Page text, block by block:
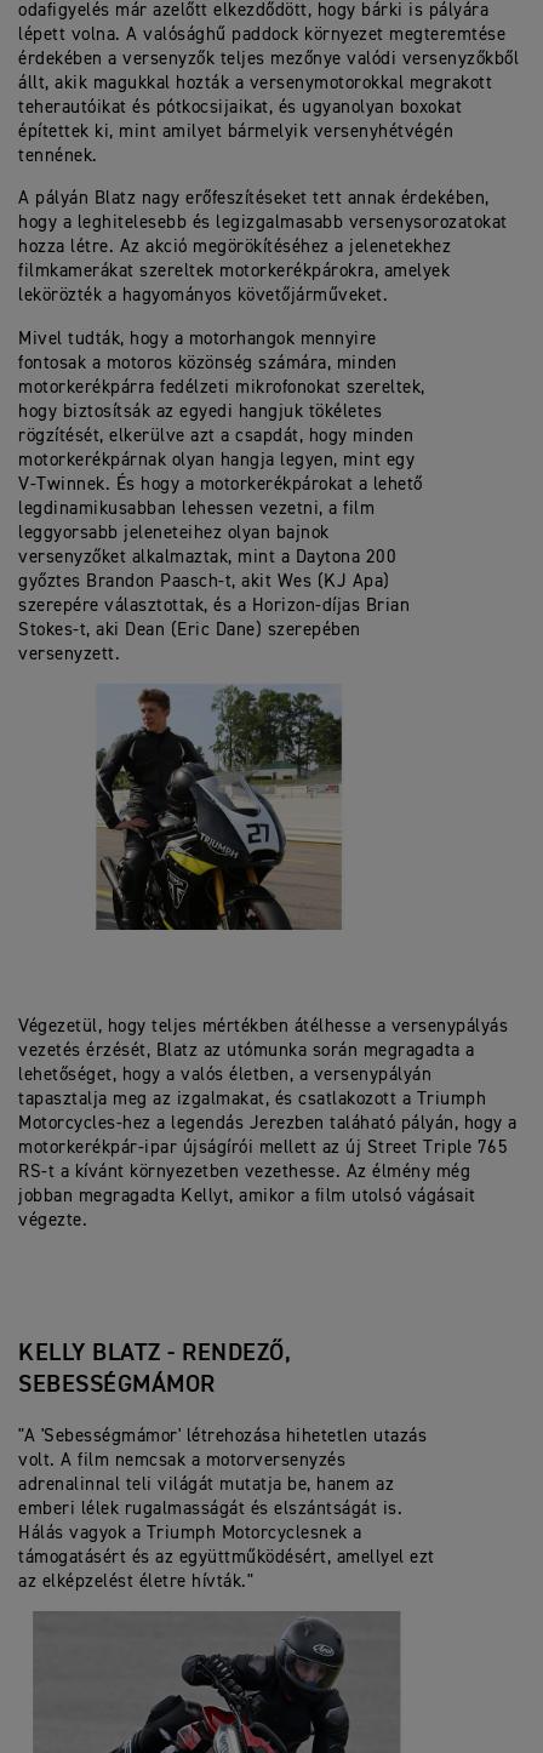
odafigyelés már azelőtt elkezdődött, hogy bárki is pályára
lépett volna. A valósághű paddock környezet megteremtése
érdekében a versenyzők teljes mezőnye valódi versenyzőkből
állt, akik magukkal hozták a versenymotorokkal megrakott
teherautóikat és pótkocsijaikat, és ugyanolyan boxokat
építettek ki, mint amilyet bármelyik versenyhétvégén
tennének.
A pályán Blatz nagy erőfeszítéseket tett annak érdekében,
hogy a leghitelesebb és legizgalmasabb versenysorozatokat
hozza létre. Az akció megörökítéséhez a jelenetekhez
filmkamerákat szereltek motorkerékpárokra, amelyek
lekörözték a hagyományos követőjárműveket.
Mivel tudták, hogy a motorhangok mennyire
fontosak a motoros közönség számára, minden
motorkerékpárra fedélzeti mikrofonokat szereltek,
hogy biztosítsák az egyedi hangjuk tökéletes
rögzítését, elkerülve azt a csapdát, hogy minden
motorkerékpárnak olyan hangja legyen, mint egy
V-Twinnek. És hogy a motorkerékpárokat a lehető
legdinamikusabban lehessen vezetni, a film
leggyorsabb jeleneteihez olyan bajnok
versenyzőket alkalmaztak, mint a Daytona 200
győztes Brandon Paasch-t, akit Wes (KJ Apa)
szerepére választottak, és a Horizon-díjas Brian
Stokes-t, aki Dean (Eric Dane) szerepében
versenyzett.
Végezetül, hogy teljes mértékben átélhesse a versenypályás
vezetés érzését, Blatz az utómunka során megragadta a
lehetőséget, hogy a valós életben, a versenypályán
tapasztalja meg az izgalmakat, és csatlakozott a Triumph
Motorcycles-hez a legendás Jerezben taláható pályán, hogy a
motorkerékpár-ipar újságírói mellett az új Street Triple 765
RS-t a kívánt környezetben vezethesse. Az élmény még
jobban megragadta Kellyt, amikor a film utolsó vágásait
végezte.
KELLY BLATZ - RENDEZŐ,
SEBESSÉGMÁMOR
"A 'Sebességmámor' létrehozása hihetetlen utazás
volt. A film nemcsak a motorversenyzés
adrenalinnal teli világát mutatja be, hanem az
emberi lélek rugalmasságát és elszántságát is.
Hálás vagyok a Triumph Motorcyclesnek a
támogatásért és az együttműködésért, amellyel ezt
az elképzelést életre hívták."